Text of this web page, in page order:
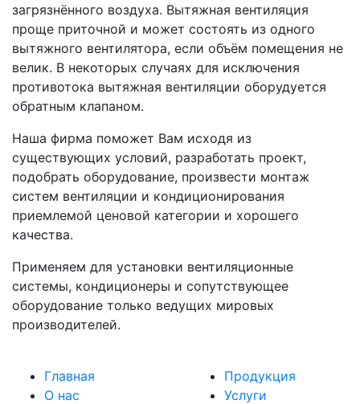
загрязнённого воздуха. Вытяжная вентиляция
проще приточной и может состоять из одного
вытяжного вентилятора, если объём помещения не
велик. В некоторых случаях для исключения
противотока вытяжная вентиляции оборудуется
обратным клапаном.
Наша фирма поможет Вам исходя из
существующих условий, разработать проект,
подобрать оборудование, произвести монтаж
систем вентиляции и кондиционирования
приемлемой ценовой категории и хорошего
качества.
Применяем для установки вентиляционные
системы, кондиционеры и сопутствующее
оборудование только ведущих мировых
производителей.
Главная
О нас
Продукция
Услуги